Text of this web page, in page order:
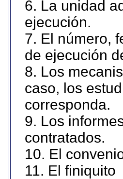
6. La unidad
ejecución.
7. El número,
de ejecución
8. Los
caso, los
corresponda.
9. Los
contratados.
10. El
11. El finiquito